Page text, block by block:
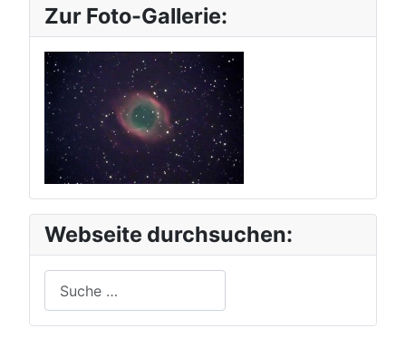
Zur Foto-Gallerie:
Webseite durchsuchen: